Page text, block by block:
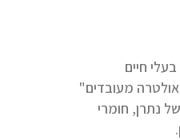
חיים
מעובדים"
נתרן, חומרי